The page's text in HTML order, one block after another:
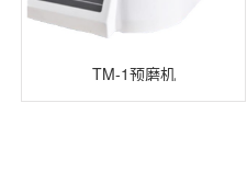
TM-1预磨机